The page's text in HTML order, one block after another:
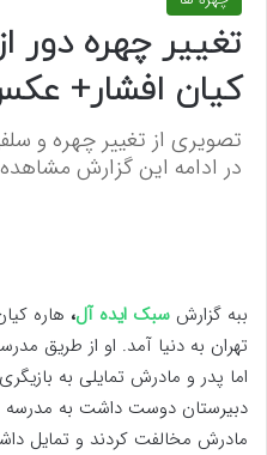
تغییر چهره دور
کیان افشار+
تصویری از تغییر چهره و
در ادامه این گزارش
ببه گزارش سبک ایده آل،
تهران به دنیا آمد. او از طریق
اما پدر و مادرش تمایلی به
دبیرستان دوست داشت به مدرسه
مادرش مخالفت کردند و تمایل